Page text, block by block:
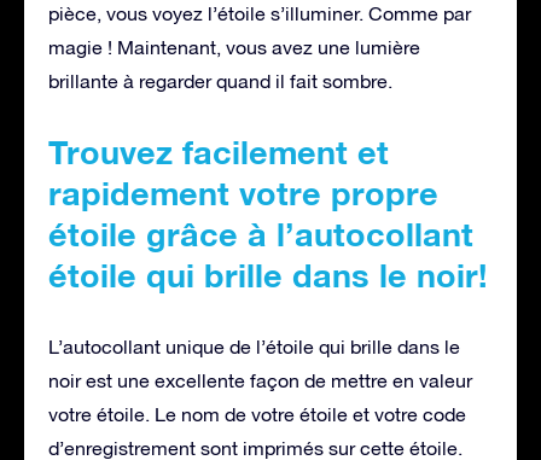
pièce, vous voyez l’étoile s’illuminer. Comme par
magie ! Maintenant, vous avez une lumière
brillante à regarder quand il fait sombre.
Trouvez facilement et
rapidement votre propre
étoile grâce à l’autocollant
étoile qui brille dans le noir!
L’autocollant unique de l’étoile qui brille dans le
noir est une excellente façon de mettre en valeur
votre étoile. Le nom de votre étoile et votre code
d’enregistrement sont imprimés sur cette étoile.